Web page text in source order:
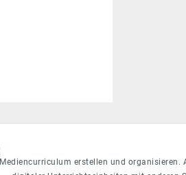
Mediencurriculum erstellen und organisieren.